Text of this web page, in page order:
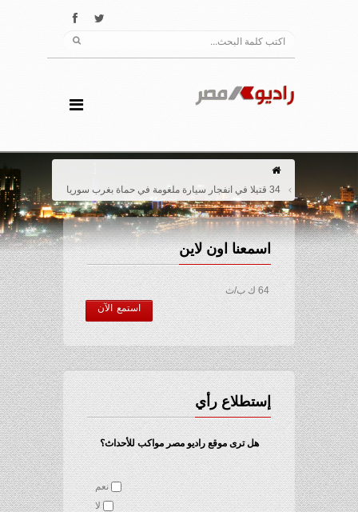
34 قتيلا في انفجار سيارة ملغومة في حماة بغرب سوريا
اسمعنا اون لاين
64 ك ب/ث
استمع الآن
إستطلاع رأي
هل ترى موقع راديو مصر مواكب للأحداث؟
نعم
لا